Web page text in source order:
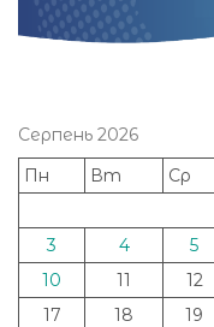
Серпень 2026
Пн
Вт Ср
3
4 5
10
11 12
17
18 19